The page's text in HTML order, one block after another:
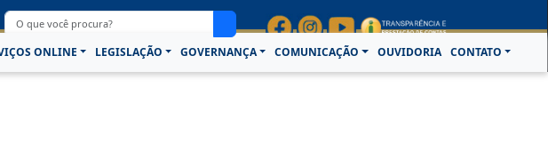
ONLINE LEGISLAÇÃO GOVERNANÇA COMUNICAÇÃO OUVIDORIA CONTATO